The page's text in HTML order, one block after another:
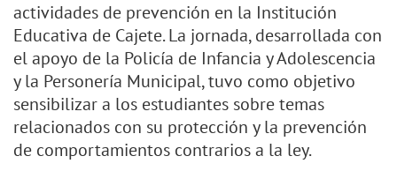
actividades de prevención en la Institución
Educativa de Cajete. La jornada, desarrollada con
el apoyo de la Policía de Infancia y Adolescencia
y la Personería Municipal, tuvo como objetivo
sensibilizar a los estudiantes sobre temas
relacionados con su protección y la prevención
de comportamientos contrarios a la ley.